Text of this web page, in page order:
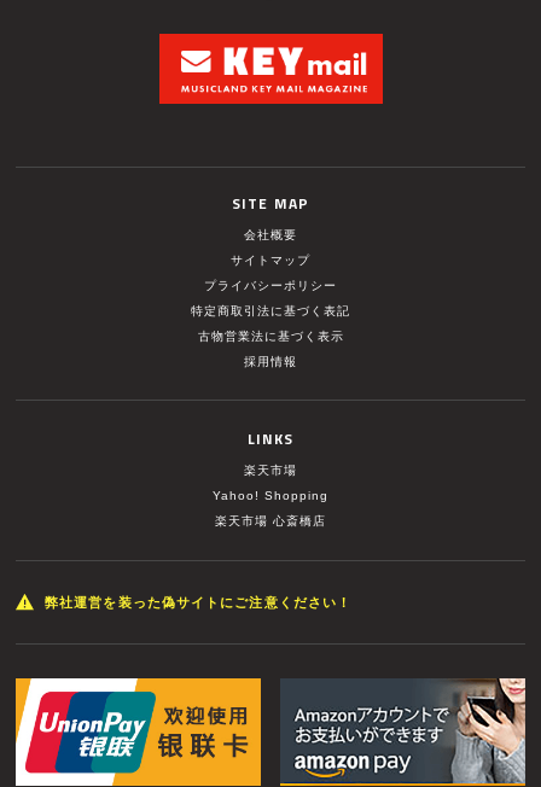
SITE MAP
会社概要
サイトマップ
プライバシーポリシー
特定商取引法に基づく表記
古物営業法に基づく表示
採用情報
LINKS
楽天市場
Yahoo! Shopping
楽天市場 心斎橋店
弊社運営を装った偽サイトにご注意ください！